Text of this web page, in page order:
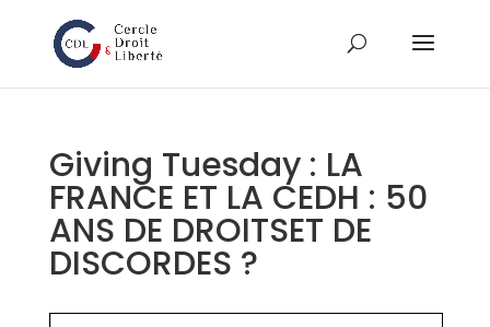
Giving Tuesday : LA
FRANCE ET LA CEDH : 50
ANS DE DROITSET DE
DISCORDES ?